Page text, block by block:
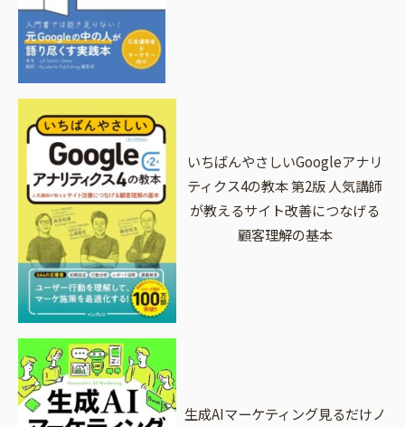
いちばんやさしいGoogleアナリ
ティクス4の教本 第2版 人気講師
が教えるサイト改善につなげる
顧客理解の基本
生成AIマーケティング見るだけノ